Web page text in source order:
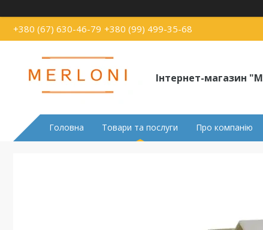
+380 (67) 630-46-79 +380 (99) 499-35-68
Інтернет-магазин
Головна Товари та послуги Про компанію